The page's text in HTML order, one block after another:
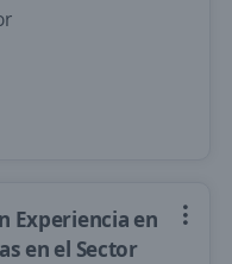
Experiencia en
en el Sector